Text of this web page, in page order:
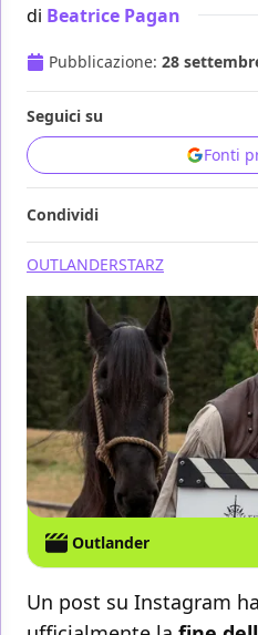
di Beatrice Pagan
Pubblicazione: 28
Seguici su
Fonti
Condividi
OUTLANDERSTARZ
Outlander
Un post su Instagram